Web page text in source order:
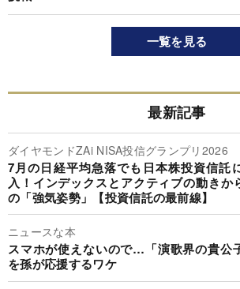
一覧を見る
最新記事
ダイヤモンドZAi NISA投信グランプリ2026
7月の日経平均急落でも日本株投資信託
入！インデックスとアクティブの動きか
の「強気姿勢」【投資信託の最前線】
ニュースな本
スマホが使えないので…「演歌界の貴公
を孫が応援するワケ